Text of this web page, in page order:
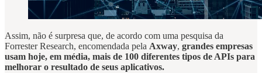
Assim, não é surpresa que, de acordo com uma pesquisa da
Forrester Research, encomendada pela Axway, grandes empresas
usam hoje, em média, mais de 100 diferentes tipos de APIs para
melhorar o resultado de seus aplicativos.